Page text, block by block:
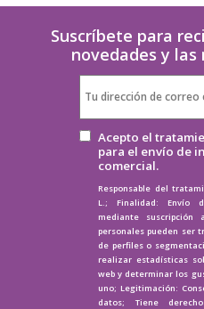
Suscríbete para
novedades y
Acepto el
para el envío de
comercial.
Responsable del
L.; Finalidad: Envío
mediante suscripción
personales pueden ser
de perfiles o
realizar estadísticas
web y determinar los
uno; Legitimación:
datos; Tiene